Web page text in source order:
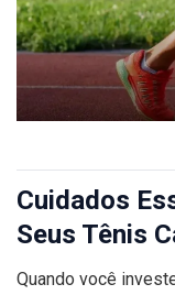
Cuidados
Seus Tênis
Quando você